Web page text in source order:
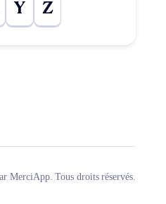
Y Z
MerciApp. Tous droits réservés.